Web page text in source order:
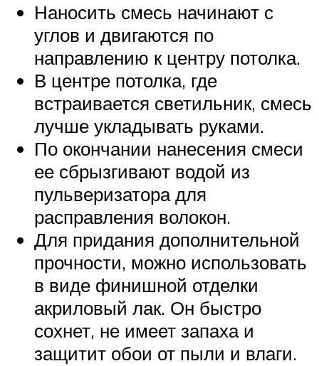
Наносить смесь начинают с
углов и двигаются по
направлению к центру потолка.
В центре потолка, где
встраивается светильник, смесь
лучше укладывать руками.
По окончании нанесения смеси
ее сбрызгивают водой из
пульверизатора для
расправления волокон.
Для придания дополнительной
прочности, можно использовать
в виде финишной отделки
акриловый лак. Он быстро
сохнет, не имеет запаха и
защитит обои от пыли и влаги.